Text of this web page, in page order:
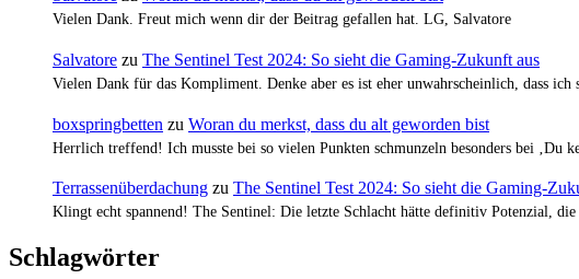
Vielen Dank. Freut mich wenn dir der Beitrag gefallen hat. LG, Salvatore
Salvatore zu The Sentinel Test 2024: So sieht die Gaming-Zukunft aus
Vielen Dank für das Kompliment. Denke aber es ist eher unwahrscheinlich, dass
boxspringbetten zu Woran du merkst, dass du alt geworden bist
Herrlich treffend! Ich musste bei so vielen Punkten schmunzeln besonders bei ‚Du
Terrassenüberdachung zu The Sentinel Test 2024: So sieht die Gaming-
Klingt echt spannend! The Sentinel: Die letzte Schlacht hätte definitiv Potenzial,
Schlagwörter